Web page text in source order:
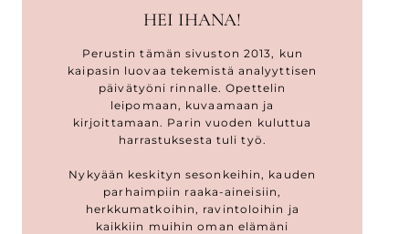
HEI IHANA!
Perustin tämän sivuston 2013, kun
kaipasin luovaa tekemistä analyyttisen
päivätyöni rinnalle. Opettelin
leipomaan, kuvaamaan ja
kirjoittamaan. Parin vuoden kuluttua
harrastuksesta tuli työ.
Nykyään keskityn sesonkeihin, kauden
parhaimpiin raaka-aineisiin,
herkkumatkoihin, ravintoloihin ja
kaikkiin muihin oman elämäni